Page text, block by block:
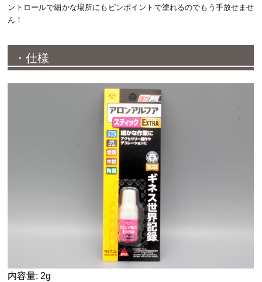
ントロールで細かな場所にもピンポイントで塗れるのでもう手放せませ
ん！
・仕様
内容量: 2g